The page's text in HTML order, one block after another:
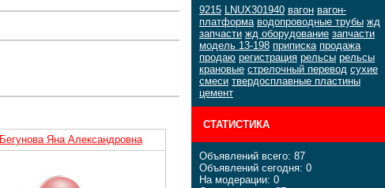
9215 LNUX301940 вагон вагон-
платформа водопроводные трубы жд
запчасти жд оборудование запчасти
модель 13-198 приписка продажа
продаю регистрация рельсы рельсы
крановые стрелочный перевод сухие
смеси твердосплавные пластины
цемент
СТАТИСТИКА
Объявлений всего: 87
Объявлений сегодня: 0
На модерации: 0
Бегунова Яна Александровна